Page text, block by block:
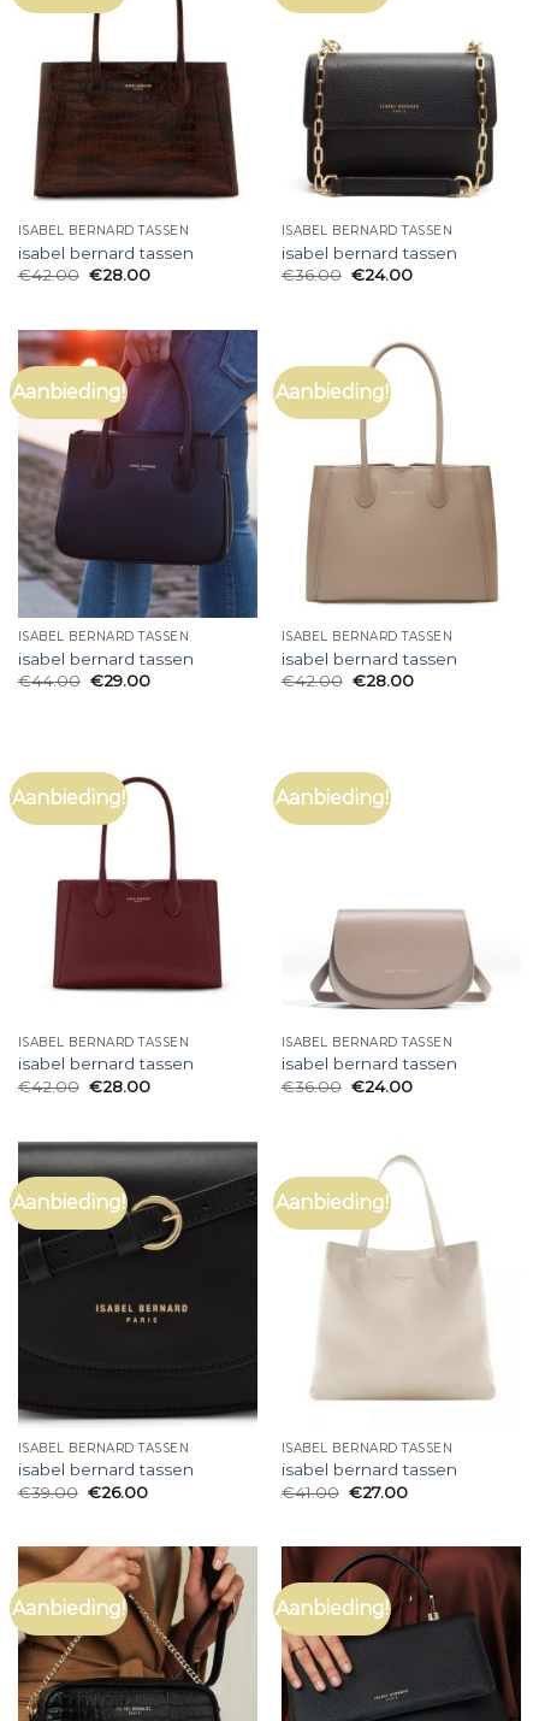
ISABEL BERNARD TASSEN
isabel bernard tassen
€42.00 €28.00
ISABEL BERNARD TASSEN
isabel bernard tassen
€36.00 €24.00
Aanbieding!
ISABEL BERNARD TASSEN
isabel bernard tassen
€44.00 €29.00
Aanbieding!
ISABEL BERNARD TASSEN
isabel bernard tassen
€42.00 €28.00
Aanbieding!
ISABEL BERNARD TASSEN
isabel bernard tassen
€42.00 €28.00
Aanbieding!
ISABEL BERNARD TASSEN
isabel bernard tassen
€36.00 €24.00
Aanbieding!
ISABEL BERNARD TASSEN
isabel bernard tassen
€39.00 €26.00
Aanbieding!
ISABEL BERNARD TASSEN
isabel bernard tassen
€41.00 €27.00
Aanbieding! Aanbieding!